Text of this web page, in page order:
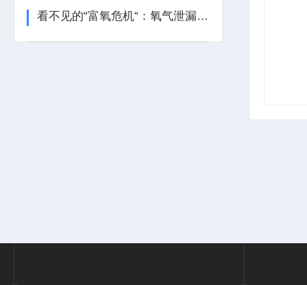
看不见的“富氧危机“：氧气泄漏报警器如何守护密闭空间安全？